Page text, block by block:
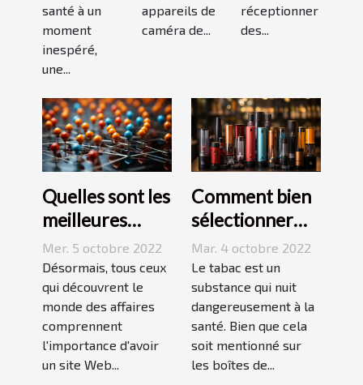
santé à un
moment
inespéré,
une...
appareils de
caméra de...
réceptionner
des...
Quelles sont les
meilleures
stratégies de
netlinking ?
Mer. 5 octobre 2022
Désormais, tous ceux
qui découvrent le
monde des affaires
comprennent
l'importance d'avoir
un site Web...
Comment bien
sélectionner
une cigarette
électronique ?
Mar. 4 octobre 2022
Le tabac est un
substance qui nuit
dangereusement à la
santé. Bien que cela
soit mentionné sur
les boîtes de...